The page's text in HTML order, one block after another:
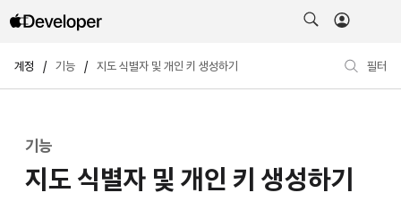
계정 / 기능 / 지도 식별자 및 개인 키 생성하기 필터
기능
지도 식별자 및 개인 키 생성하기